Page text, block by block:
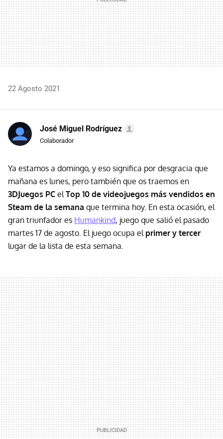
22 Agosto 2021
José Miguel Rodríguez
Colaborador
Ya estamos a domingo, y eso significa por desgracia que
mañana es lunes, pero también que os traemos en
3DJuegos PC el Top 10 de videojuegos más vendidos en
Steam de la semana que termina hoy. En esta ocasión, el
gran triunfador es Humankind, juego que salió el pasado
martes 17 de agosto. El juego ocupa el primer y tercer
lugar de la lista de esta semana.